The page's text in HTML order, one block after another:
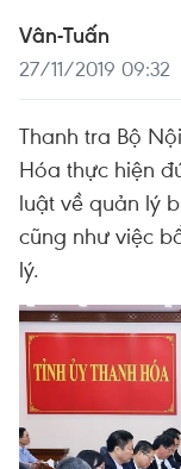
Vân-Tuấn
27/11/2019 09:32
Thanh tra Bộ
Hóa thực hiện
luật về quản lý
cũng như việc
lý.